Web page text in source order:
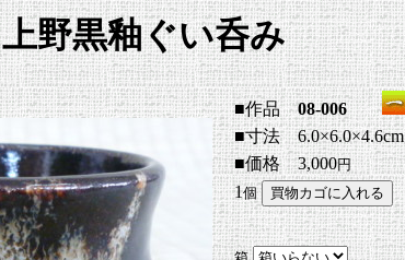
上野黒釉ぐい呑み
■作品08-006
■寸法 6.0×6.0×4.6cm
■価格 3,000円
1個